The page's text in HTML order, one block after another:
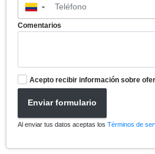
▼
Comentarios
Acepto recibir información sobre
Enviar formulario
Al enviar tus datos aceptas los Términos de